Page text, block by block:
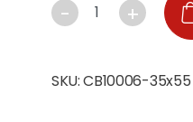
SKU:CB10006-35x55